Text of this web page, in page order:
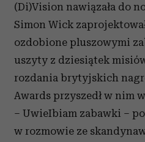
(Di)Vision nawiązała do
Simon Wick
ozdobione pluszowymi
uszyty z dziesiątek
rozdania brytyjskich
Awards przyszedł w nim
– UwieIbiam zabawki –
w rozmowie ze